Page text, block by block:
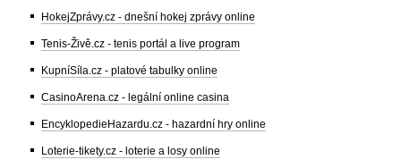
HokejZprávy.cz - dnešní hokej zprávy online
Tenis-Živě.cz - tenis portál a live program
KupníSíla.cz - platové tabulky online
CasinoArena.cz - legální online casina
EncyklopedieHazardu.cz - hazardní hry online
Loterie-tikety.cz - loterie a losy online